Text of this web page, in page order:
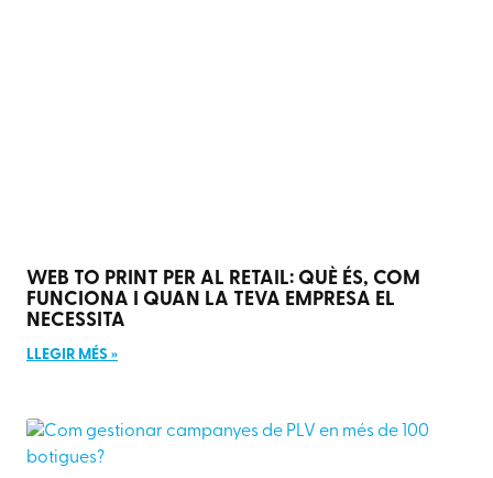
WEB TO PRINT PER AL RETAIL: QUÈ ÉS, COM
FUNCIONA I QUAN LA TEVA EMPRESA EL
NECESSITA
LLEGIR MÉS »